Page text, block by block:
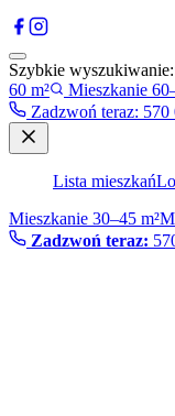
Szybkie wyszukiwanie:
60 m²
Mieszkanie
Zadzwoń teraz: 570
Lista mieszkań
Mieszkanie 30–45 m²
Zadzwoń teraz: